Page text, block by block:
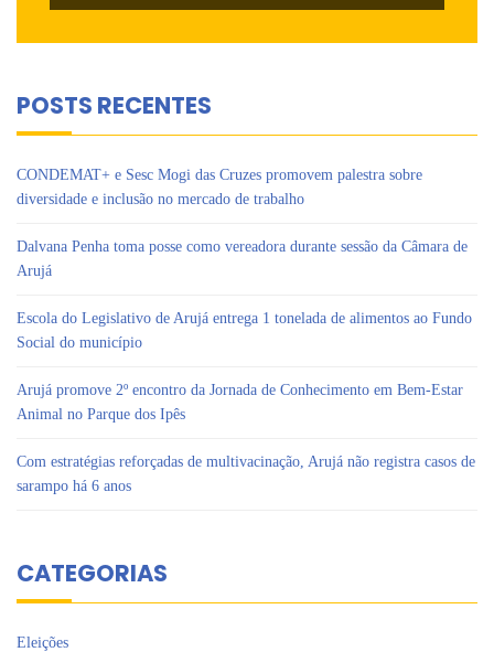
POSTS RECENTES
CONDEMAT+ e Sesc Mogi das Cruzes promovem palestra sobre
diversidade e inclusão no mercado de trabalho
Dalvana Penha toma posse como vereadora durante sessão da Câmara de
Arujá
Escola do Legislativo de Arujá entrega 1 tonelada de alimentos ao Fundo
Social do município
Arujá promove 2º encontro da Jornada de Conhecimento em Bem-Estar
Animal no Parque dos Ipês
Com estratégias reforçadas de multivacinação, Arujá não registra casos de
sarampo há 6 anos
CATEGORIAS
Eleições